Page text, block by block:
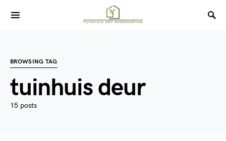
BROWSING TAG
tuinhuis deur
15 posts